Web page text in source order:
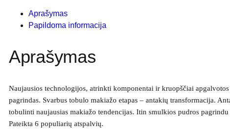
Aprašymas
Papildoma informacija
Aprašymas
Naujausios technologijos, atrinkti komponentai ir kruopščiai
pagrindas. Svarbus tobulo makiažo etapas – antakių transformacija.
tobulinti naujausias makiažo tendencijas. Itin smulkios pudros
Pateikta 6 populiarių atspalvių.